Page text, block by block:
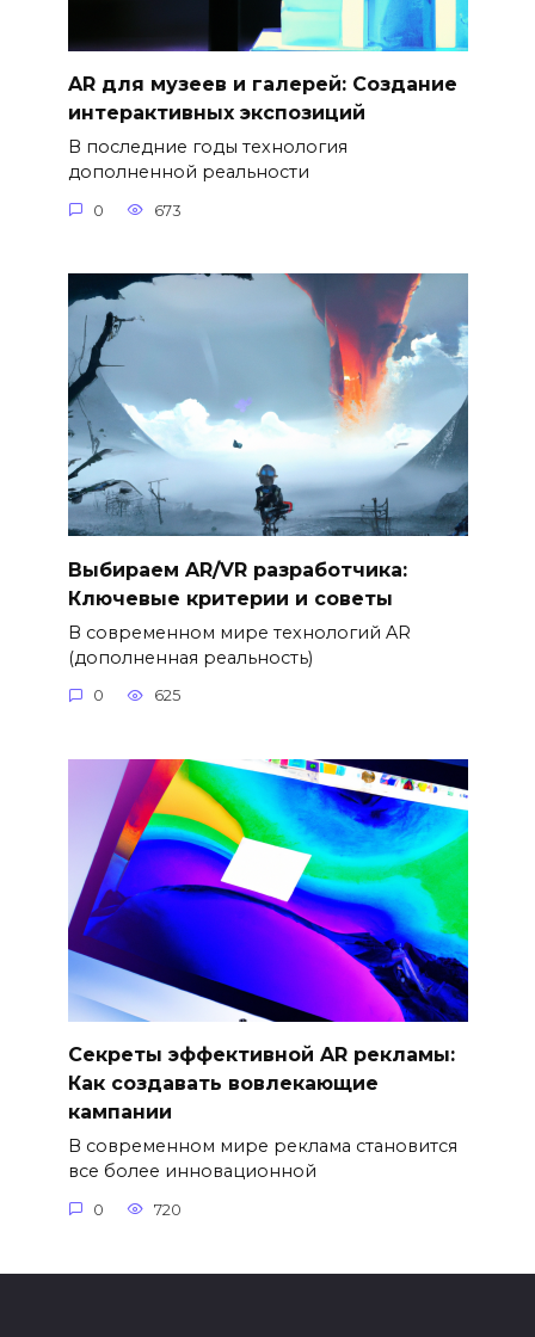
AR для музеев и галерей: Создание
интерактивных экспозиций
В последние годы технология
дополненной реальности
0 673
Выбираем AR/VR разработчика:
Ключевые критерии и советы
В современном мире технологий AR
(дополненная реальность)
0 625
Секреты эффективной AR рекламы:
Как создавать вовлекающие
кампании
В современном мире реклама становится
все более инновационной
0 720